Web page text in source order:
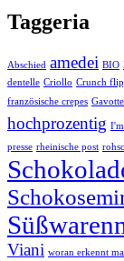
Taggeria
Abschied amedei BIO
dentelle Criollo Crunch
französische crepes
hochprozentig
presse rheinische post
Viani woran erkennt